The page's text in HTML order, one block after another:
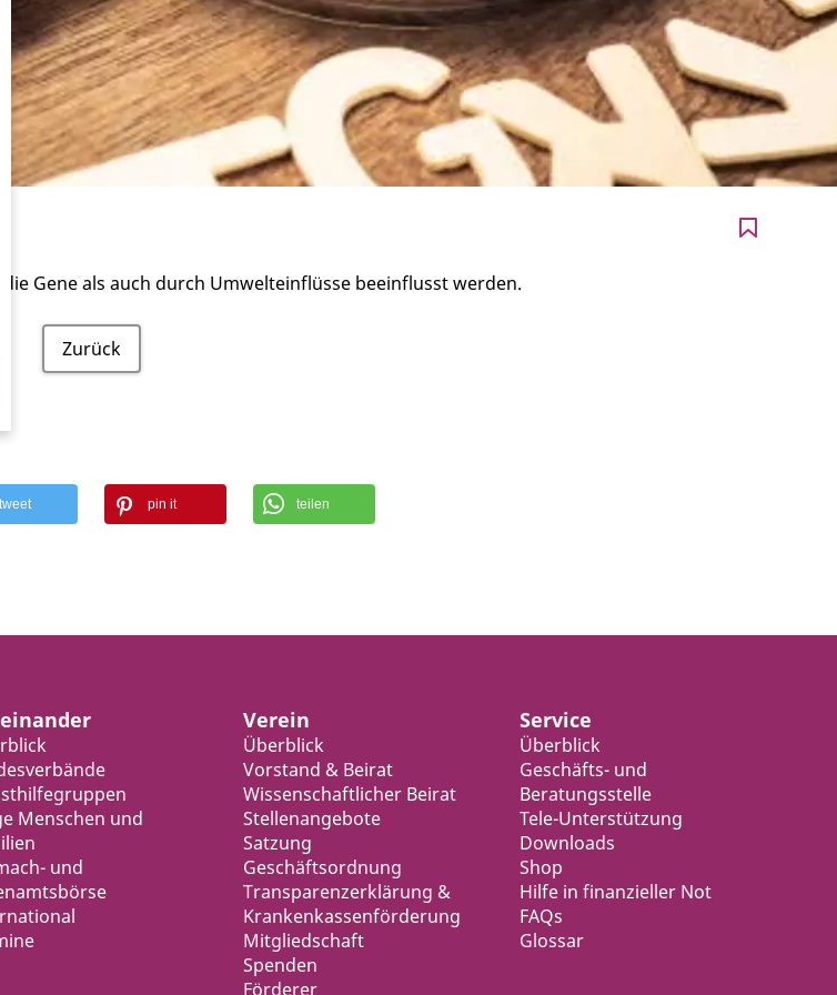
Gene als auch durch Umwelteinflüsse beeinflusst werden.
Zurück
tweet pin it teilen
Menschen und
und
Verein
Überblick
Vorstand & Beirat
Wissenschaftlicher Beirat
Stellenangebote
Satzung
Geschäftsordnung
Transparenzerklärung &
Krankenkassenförderung
Mitgliedschaft
Spenden
Förderer
Service
Überblick
Geschäfts- und
Beratungsstelle
Tele-Unterstützung
Downloads
Shop
Hilfe in finanzieller Not
FAQs
Glossar